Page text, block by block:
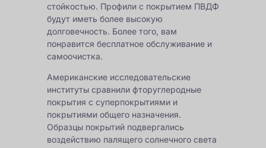
стойкостью. Профили с покрытием ПВДФ
будут иметь более высокую
долговечность. Более того, вам
понравится бесплатное обслуживание и
самоочистка.
Американские исследовательские
институты сравнили фторуглеродные
покрытия с суперпокрытиями и
покрытиями общего назначения.
Образцы покрытий подвергались
воздействию палящего солнечного света